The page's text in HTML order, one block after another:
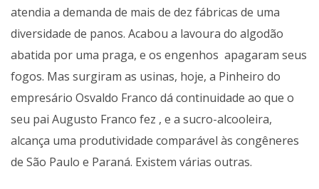
atendia a demanda de mais de dez fábricas de uma
diversidade de panos. Acabou a lavoura do algodão
abatida por uma praga, e os engenhos apagaram seus
fogos. Mas surgiram as usinas, hoje, a Pinheiro do
empresário Osvaldo Franco dá continuidade ao que o
seu pai Augusto Franco fez , e a sucro-alcooleira,
alcança uma produtividade comparável às congêneres
de São Paulo e Paraná. Existem várias outras.